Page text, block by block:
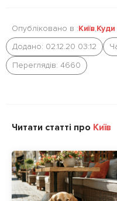
Опубліковано в :Київ,Куди
Додано: 02.12.20 03:12
Переглядів: 4660
Читати статті про Київ